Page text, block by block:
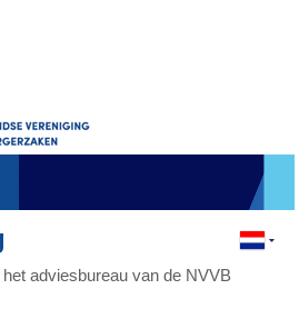
adviesbureau van de NVVB